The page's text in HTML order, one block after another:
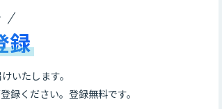
録
いたします。
録ください。登録無料です。